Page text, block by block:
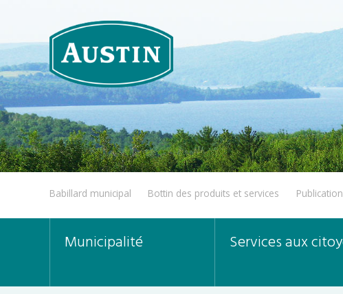
Babillard municipal Bottin des produits et services
Municipalité Services aux